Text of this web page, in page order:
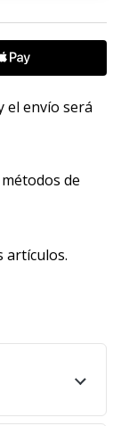
el envío será
de
artículos.